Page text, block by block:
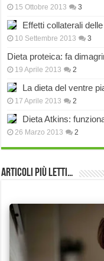
15 Ottobre 2013 3
Effetti collaterali
10 Settembre 2013 3
Dieta proteica: fa
19 Aprile 2013 2
La dieta del ventre
17 Aprile 2013 2
Dieta Atkins:
26 Marzo 2013 2
Articoli più Letti…